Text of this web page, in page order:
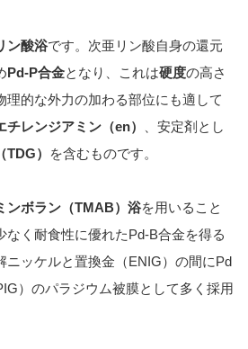
ン酸浴です。次亜リン酸自身の還元
Pd-P合金となり、これは硬度の高さ
理的な外力の加わる部位にも適して
チレンジアミン（en）
、安定剤とし
TDG） を含むものです。
ンボラン（TMAB）浴を用いること
なく耐食性に優れたPd-B合金を得る
ニッケルと置換金（ENIG）の間にPd
）のパラジウム被膜として多く採用